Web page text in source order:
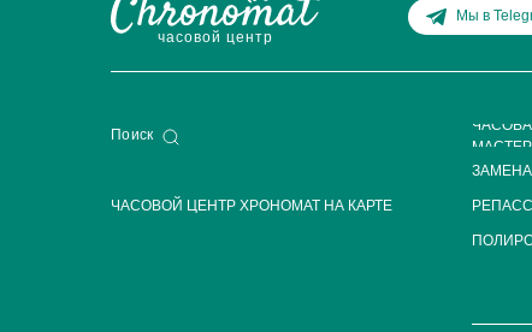
Мы в
ЧАСОВОЙ ЦЕНТР ХРОНОМАТ НА КАРТЕ
Поиск
часовой центр